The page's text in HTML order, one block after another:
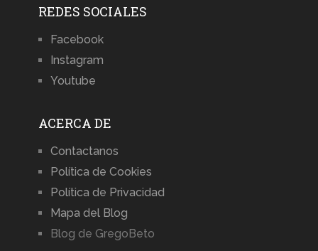
REDES SOCIALES
Facebook
Instagram
Youtube
ACERCA DE
Contactanos
Política de Cookies
Política de Privacidad
Mapa del Blog
Blog de GregoBeto